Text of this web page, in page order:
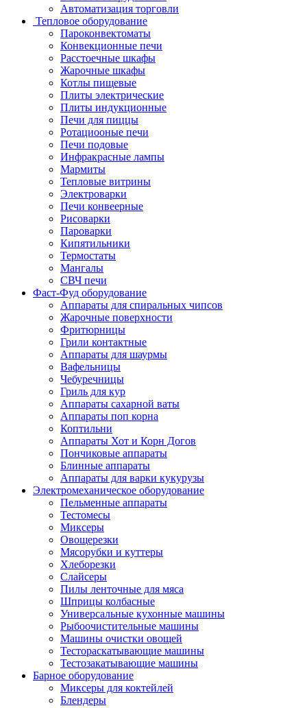
Автоматизация торговли
Тепловое оборудование
Пароконвектоматы
Конвекционные печи
Расстоечные шкафы
Жарочные шкафы
Котлы пищевые
Плиты электрические
Плиты индукционные
Печи для пиццы
Ротациооные печи
Печи подовые
Инфракрасные лампы
Мармиты
Тепловые витрины
Электроварки
Печи конвеерные
Рисоварки
Пароварки
Кипятильники
Термостаты
Мангалы
СВЧ печи
Фаст-Фуд оборудование
Аппараты для спиральных чипсов
Жарочные поверхности
Фритюрницы
Грили контактные
Аппараты для шаурмы
Вафельницы
Чебуречницы
Гриль для кур
Аппараты сахарной ваты
Аппараты поп корна
Коптильни
Аппараты Хот и Корн Догов
Пончиковые аппараты
Блинные аппараты
Аппараты для варки кукурузы
Электромеханическое оборудование
Пельменные аппараты
Тестомесы
Миксеры
Овощерезки
Мясорубки и куттеры
Хлеборезки
Слайсеры
Пилы ленточные для мяса
Шприцы колбасные
Универсальные кухонные машины
Рыбоочистительные машины
Машины очистки овощей
Тестораскатывающие машины
Тестозакатывающие машины
Барное оборудование
Миксеры для коктейлей
Блендеры